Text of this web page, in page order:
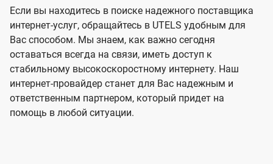
Если вы находитесь в поиске надежного поставщика
интернет-услуг, обращайтесь в UTELS удобным для
Вас способом. Мы знаем, как важно сегодня
оставаться всегда на связи, иметь доступ к
стабильному высокоскоростному интернету. Наш
интернет-провайдер станет для Вас надежным и
ответственным партнером, который придет на
помощь в любой ситуации.